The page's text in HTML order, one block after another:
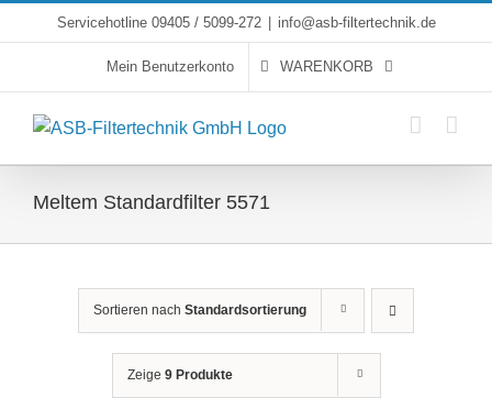
to
Servicehotline 09405 / 5099-272 info@asb-filtertechnik.de
Mein Benutzerkonto WARENKORB
Meltem Standardfilter 5571
Sortieren nach Standardsortierung
Zeige 9 Produkte